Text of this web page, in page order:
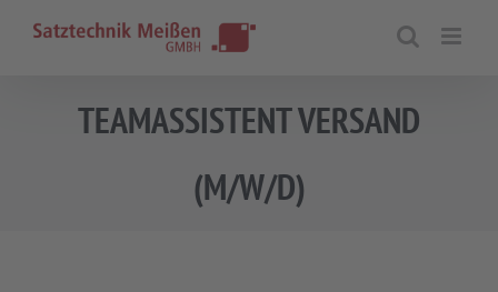
Inhalt
TEAMASSISTENT VERSAND
(M/W/D)